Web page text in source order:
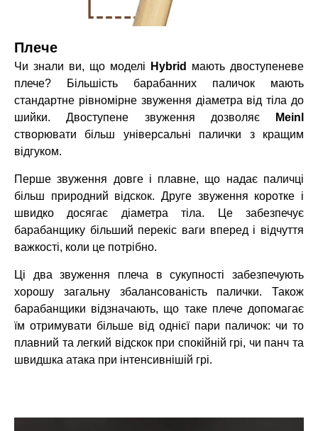
Плече
Чи знали ви, що моделі Hybrid
мають двоступеневе
плече? Більшість барабанних паличок мають
стандартне рівномірне звуження діаметра від тіла до
шийки. Двоступене звуження дозволяє
Meinl
створювати більш універсальні палички з кращим
відгуком.
Перше звуження довге і плавне, що надає паличці
більш природний відскок. Друге звуження коротке і
швидко досягає діаметра тіла. Це забезпечує
барабанщику більший перекіс ваги вперед і відчуття
важкості, коли це потрібно.
Ці два звуження плеча в сукупності забезпечують
хорошу загальну збалансованість палички. Також
барабанщики відзначають, що таке плече допомагає
їм отримувати більше від однієї пари паличок: чи то
плавний та легкий відскок при спокійній грі, чи панч та
швидшка атака при інтенсивнішій грі.